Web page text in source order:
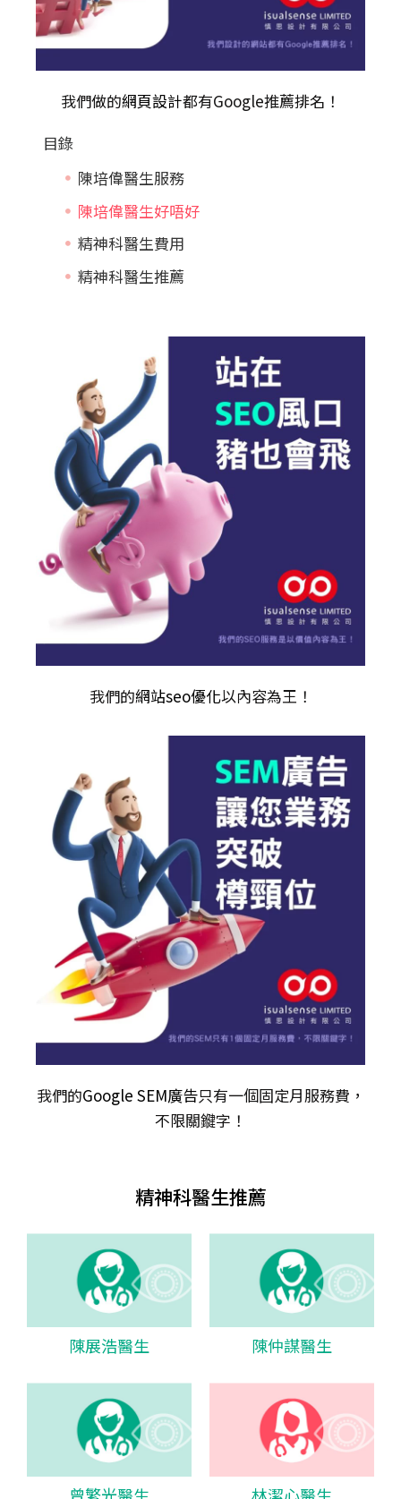
我們做的網頁設計都有Google推薦排名！
目錄
陳培偉醫生服務
陳培偉醫生好唔好
精神科醫生費用
精神科醫生推薦
我們的網站seo優化以內容為王！
我們的Google SEM廣告只有一個固定月服務費，
不限關𨫡字！
精神科醫生推薦
陳展浩醫生 陳仲謀醫生